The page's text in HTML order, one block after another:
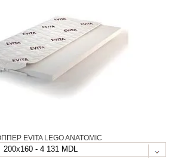
EVITA LEGO ANATOMIC
200x160 - 4 131 MDL